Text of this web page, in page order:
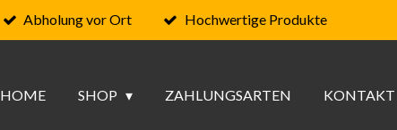
Abholung vor Ort Hochwertige Produkte
HOME SHOP ZAHLUNGSARTEN KONTAKT